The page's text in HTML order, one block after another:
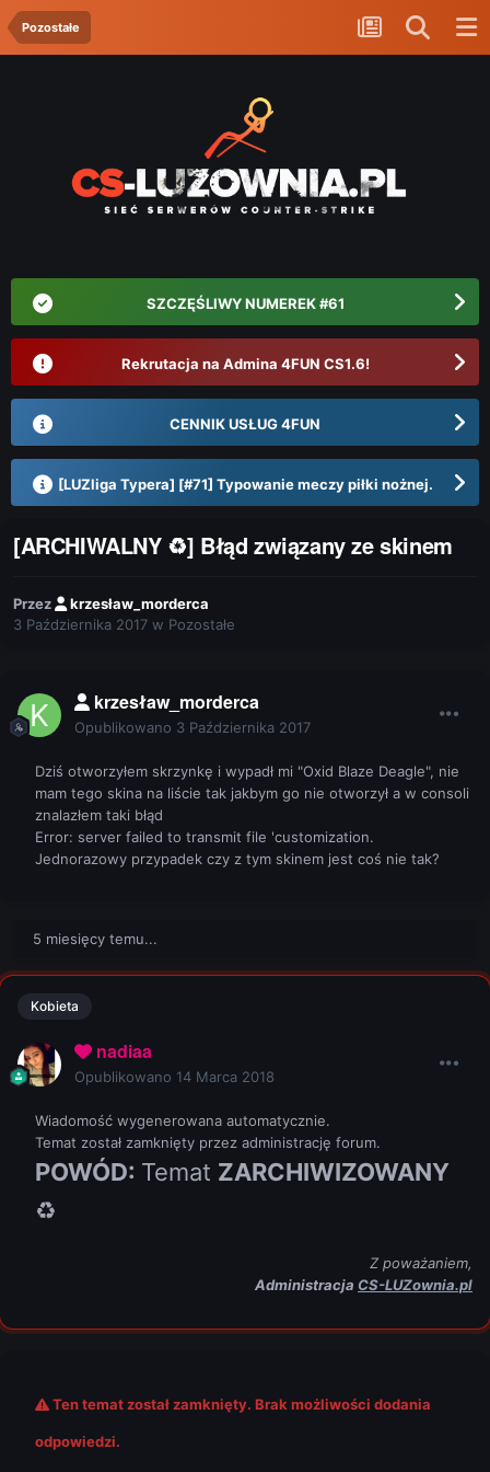
Pozostałe
SZCZĘŚLIWY NUMEREK #61
Rekrutacja na Admina 4FUN CS1.6!
CENNIK USŁUG 4FUN
[LUZliga Typera] [#71] Typowanie meczy piłki nożnej.
[ARCHIWALNY ♻] Błąd związany ze skinem
Przez
krzesław_morderca
3 Października 2017 w Pozostałe
krzesław_morderca
Opublikowano 3 Października 2017
Dziś otworzyłem skrzynkę i wypadł mi "Oxid Blaze Deagle", nie
mam tego skina na liście tak jakbym go nie otworzył a w consoli
znalazłem taki błąd
Error: server failed to transmit file 'customization.
Jednorazowy przypadek czy z tym skinem jest coś nie tak?
5 miesięcy temu...
Kobieta
nadiaa
Opublikowano 14 Marca 2018
Wiadomość wygenerowana automatycznie.
Temat został zamknięty przez administrację forum.
POWÓD: Temat ZARCHIWIZOWANY
♻
Z poważaniem,
Administracja CS-LUZownia.pl
Ten temat został zamknięty. Brak możliwości dodania
odpowiedzi.